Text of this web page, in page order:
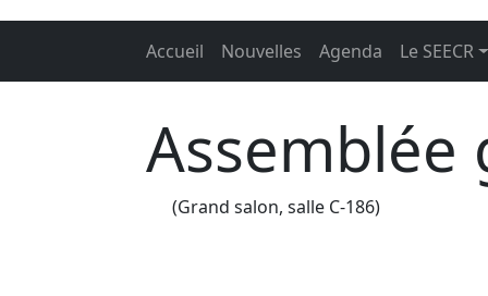
Main menu
Accueil Nouvelles Agenda Le SEECR
Assemblée
(Grand salon, salle C-186)